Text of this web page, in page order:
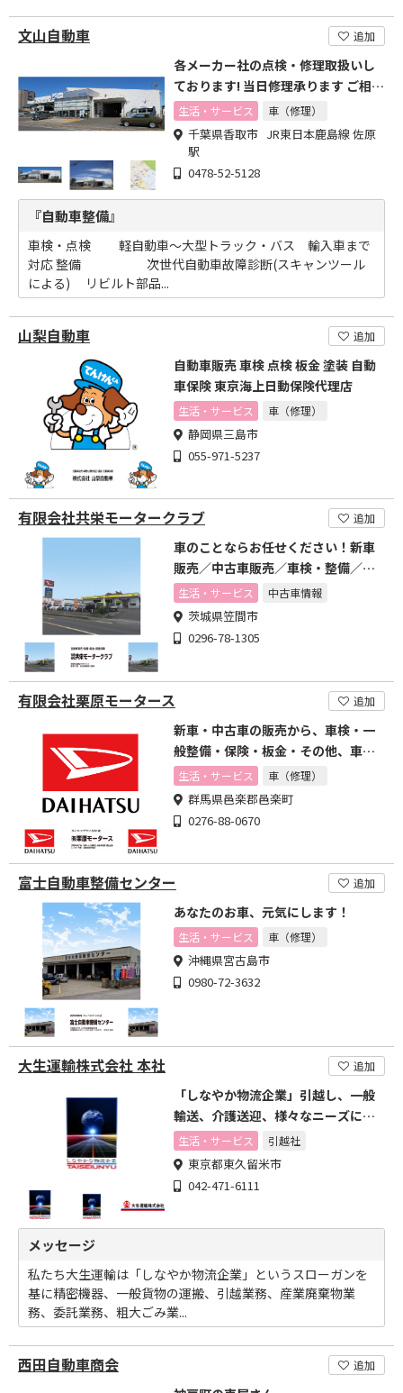
文山自動車 追加
各メーカー社の点検・修理取扱いし
ております! 当日修理承ります ご相談
お待ちしております
生活・サービス 車（修理）
千葉県香取市 JR東日本鹿島線 佐原
駅
0478-52-5128
『自動車整備』
車検・点検 軽自動車～大型トラック・バス 輸入車まで
対応 整備 次世代自動車故障診断(スキャンツール
による) リビルト部品...
山梨自動車 追加
自動車販売 車検 点検 板金 塗装 自動
車保険 東京海上日動保険代理店
生活・サービス 車（修理）
静岡県三島市
055-971-5237
有限会社共栄モータークラブ 追加
車のことならお任せください！新車
販売／中古車販売／車検・整備／板
金塗装
生活・サービス 中古車情報
茨城県笠間市
0296-78-1305
有限会社栗原モータース 追加
新車・中古車の販売から、車検・一
般整備・保険・板金・その他、車に
関わる事すべて
生活・サービス 車（修理）
群馬県邑楽郡邑楽町
0276-88-0670
富士自動車整備センター 追加
あなたのお車、元気にします！
生活・サービス 車（修理）
沖縄県宮古島市
0980-72-3632
大生運輸株式会社 本社 追加
「しなやか物流企業」引越し、一般
輸送、介護送迎、様々なニーズに柔
軟に応える
生活・サービス 引越社
東京都東久留米市
042-471-6111
メッセージ
私たち大生運輸は「しなやか物流企業」というスローガンを
基に精密機器、一般貨物の運搬、引越業務、産業廃棄物業
務、委託業務、粗大ごみ業...
西田自動車商会 追加